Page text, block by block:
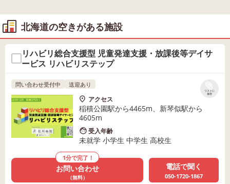
北海道の空きがある施設
リハビリ総合支援型 児童発達支援・放課後等デイサ
ービス リハビリステップ
リストに
保存
問い合わせ受付中 送迎あり
アクセス
稲積公園駅から4465m、新琴似駅から
4605m
受入年齢
未就学 小学生 中学生 高校生
1分で完了！
お問い合わせ
（無料）
電話で聞く
050-1720-1867